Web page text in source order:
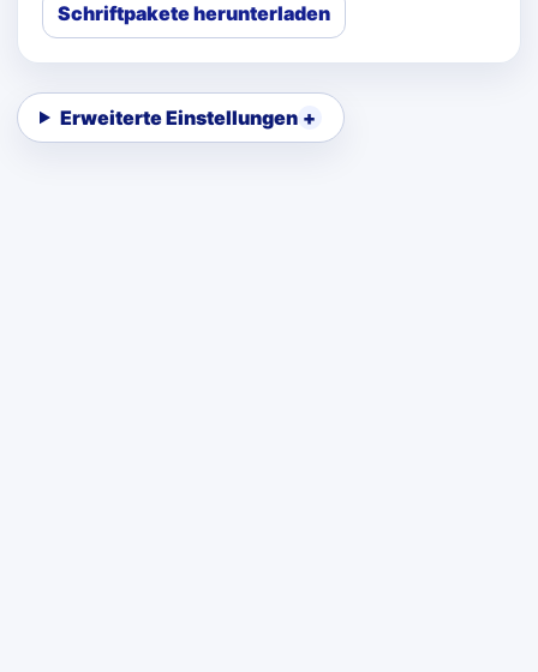
Schriftpakete herunterladen
Erweiterte Einstellungen